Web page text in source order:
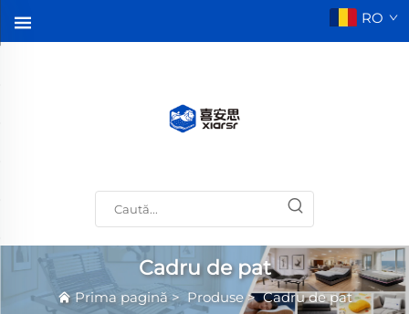
RO
Cadru de pat
Prima pagină> Produse>Cadru de pat